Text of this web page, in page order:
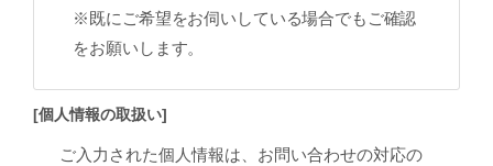
※既にご希望をお伺いしている場合でもご確認
をお願いします。
[個人情報の取扱い]
ご入力された個人情報は、お問い合わせの対応の